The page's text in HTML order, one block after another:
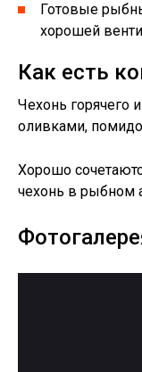
Готовые
хорошей
Как есть
Чехонь горячего
оливками,
Хорошо
чехонь в рыбном